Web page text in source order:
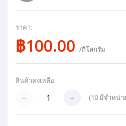
ราคา:
฿100.00 /กิโลกรัม
สินค้าคงเหลือ:
(10มีจำหน่า